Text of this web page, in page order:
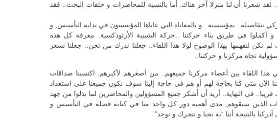
أن لنا منزلا آخر هناك. أما بالنسبة للمحاضرات و حلقات البحث.. فقد
بتفاصيله.. بمؤسسيه.. و بالمعاناة التي عاناها المؤسسون في بداية التأسيس, و
و أكملوا في طريق بناء حركتنا ..حركة الشبيبة الأرثوذكسية. معرفة كل هذه
نكن لنفهمها بهذا الوضوح لولا هذا اللقاء.. جعلنا ندرك من نحن.. جعلنا نشعر
تجاه مركزنا و حركتنا..
هذا اللقاء بين أعضاء مركزنا جميعهم.. من أصغرهم لأكبرهم. اكتسبنا صداقات
الآن متى كنا بحاجة لهم أو هم في حاجة إلينا سوف نكون جميعنا على استعداد
في النهاية.. أريد أن أشكر جميع المسؤولين والمحاضرين لما بذلوا من جهد
الذين سبقوهم, مدى أهمية دور كل واحد منا في كتابة فصله في التأسيس و
بالنتيجة أننا “به نحيا و نتحرك و نوجد”.